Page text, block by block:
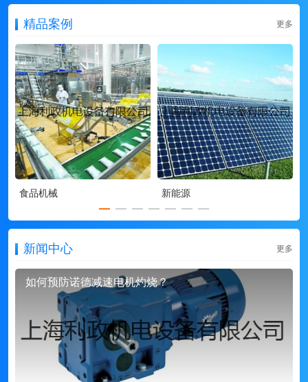
精品案例 更多
食品机械 新能源
新闻中心 更多
如何预防诺德减速电机灼烧？